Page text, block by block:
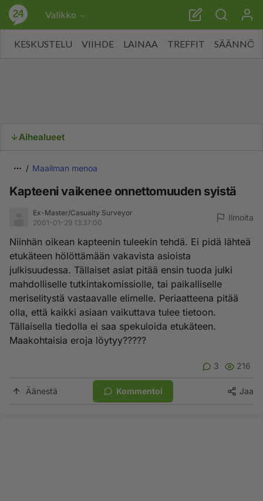
Valikko
KESKUSTELU VIIHDE LAINAA TREFFIT SÄÄNNÖT
Aihealueet
Maailman menoa
Kapteeni vaikenee onnettomuuden syistä
Ex-Master/Casualty Surveyor
2001-01-29 13:37:00
Ilmoita
Niinhän oikean kapteenin tuleekin tehdä. Ei pidä lähteä
etukäteen hölöttämään vakavista asioista
julkisuudessa. Tällaiset asiat pitää ensin tuoda julki
mahdolliselle tutkintakomissiolle, tai paikalliselle
meriselitystä vastaavalle elimelle. Periaatteena pitää
olla, että kaikki asiaan vaikuttava tulee tietoon.
Tällaisella tiedolla ei saa spekuloida etukäteen.
Maakohtaisia eroja löytyy?????
3 216
Äänestä Kommentoi Jaa